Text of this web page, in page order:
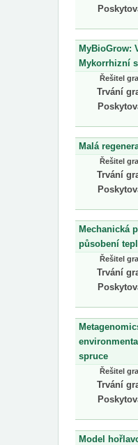
MyBioGrow:
Mykorrhizní
Řešitel
Trvání
Malá
Řešitel
Trvání
Mechanická
působení
Řešitel
Trvání
spruce
Řešitel
Trvání
Model